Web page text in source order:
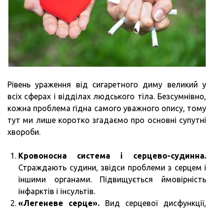
Рівень ураження від сигаретного диму великий у
всіх сферах і відділах людського тіла. Безсумнівно,
кожна проблема гідна самого уважного опису, тому
тут ми лише коротко згадаємо про основні супутні
хвороби.
Кровоносна система і серцево-судинна.
Страждають судини, звідси проблеми з серцем і
іншими органами. Підвищується ймовірність
інфарктів і інсультів.
«Легеневе серце». Вид серцевої дисфункції,